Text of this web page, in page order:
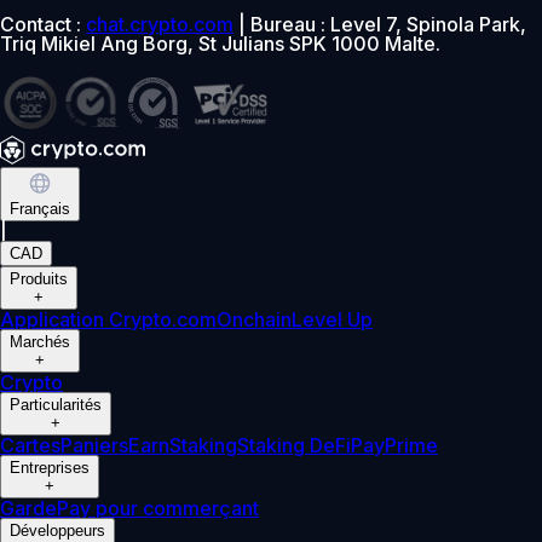
Contact : chat.crypto.com | Bureau : Level 7, Spinola Park,
Triq Mikiel Ang Borg, St Julians SPK 1000 Malte.
Français
CAD
Produits
+
Application Crypto.comOnchainLevel Up
Marchés
+
Crypto
Particularités
+
CartesPaniersEarnStakingStaking DeFiPayPrime
Entreprises
+
GardePay pour commerçant
Développeurs